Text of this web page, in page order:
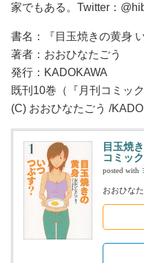
家でもある。Twitter：
書名：『目玉焼きの黄身
著者：おおひなたごう
発行：KADOKAWA
既刊10巻（『月刊コミッ
(C) おおひなたごう /
目玉焼
コミッ
posted with
おおひな